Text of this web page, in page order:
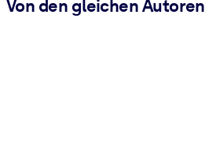
Von den gleichen Autoren